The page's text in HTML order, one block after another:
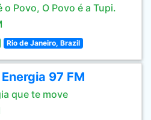
o Povo, O Povo é a Tupi.
Rio de Janeiro, Brazil
97 FM
que te move